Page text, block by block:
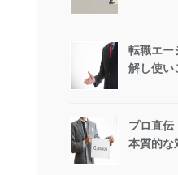
転職エー
解し使い
プロ直伝
本質的な